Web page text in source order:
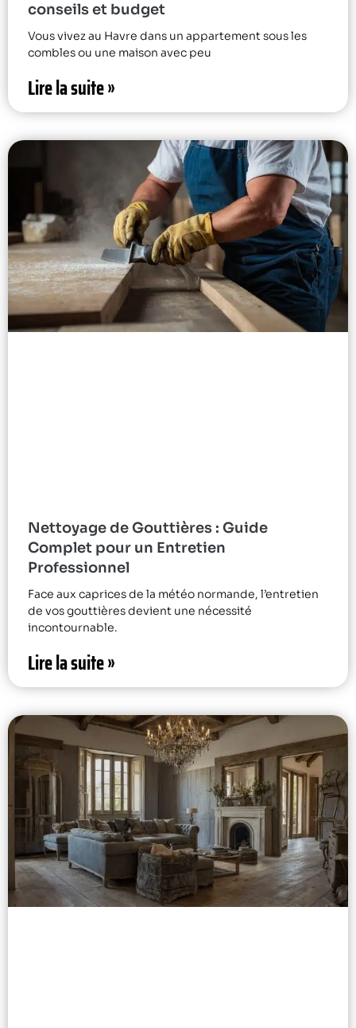
conseils et budget
Vous vivez au Havre dans un appartement sous les
combles ou une maison avec peu
Lire la suite »
Nettoyage de Gouttières : Guide
Complet pour un Entretien
Professionnel
Face aux caprices de la météo normande, l’entretien
de vos gouttières devient une nécessité
incontournable.
Lire la suite »